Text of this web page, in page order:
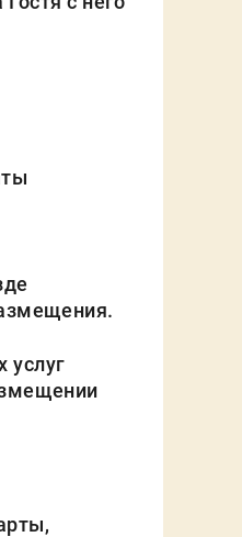
услуг